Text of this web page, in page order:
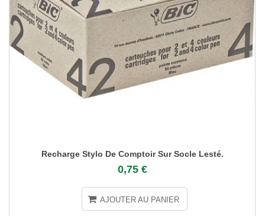
Recharge Stylo De Comptoir Sur Socle Lesté.
0,75 €
AJOUTER AU PANIER